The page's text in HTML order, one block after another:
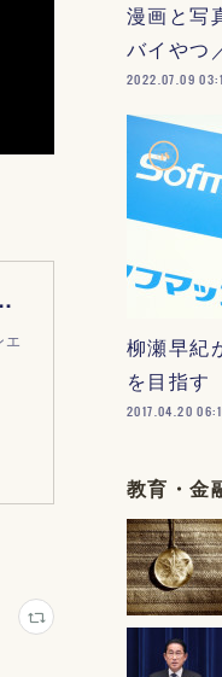
（金）ROADSHOW
漫画と写
バイやつ
2022.07.09
柳瀬早紀
を目指す
2017.04.20
教育・金